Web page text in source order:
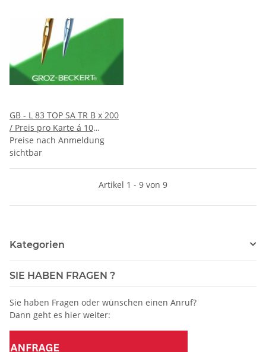
GB - L 83 TOP SA TR B x 200
/ Preis pro Karte á 10
Nadeln / VE 10 Karten
Preise nach Anmeldung
sichtbar
Artikel 1 - 9 von 9
Kategorien
SIE HABEN FRAGEN ?
Sie haben Fragen oder wünschen einen Anruf?
Dann geht es hier weiter: